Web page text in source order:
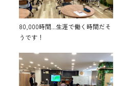
80,000時間...生涯で働く時間だそ
うです！